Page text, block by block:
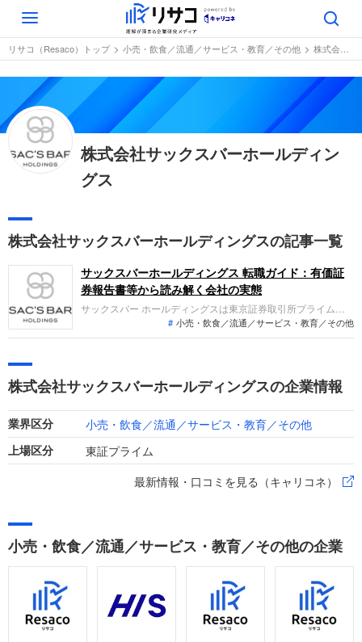
Toggle
navigation
リサコ（Resaco）トップ 小売・飲食／流通／サービス・教育／その他 株式会社サックスバーホールディングス
株式会社サックスバーホールディン
グス
株式会社サックスバーホールディングスの記事一覧
サックスバーホールディングス 転職ガイド：有価証
券報告書等から読み解く会社の実態
サックスバー ホールディングスは東京証券取引所プライム市
場に上場し、鞄や財布・雑貨などの小売・製造・卸売を営む企
業です。全国の商業施設に直営店を出店するほか、自社ECで
トレンドとなっています。
小売・飲食／流通／サービス・教育／その他
株式会社サックスバーホールディングスの企業情報
業界区分 小売・飲食／流通／サービス・教育／その他
上場区分
東証プライム
最新情報・口コミを見る（キャリコネ）
小売・飲食／流通／サービス・教育／その他の企業